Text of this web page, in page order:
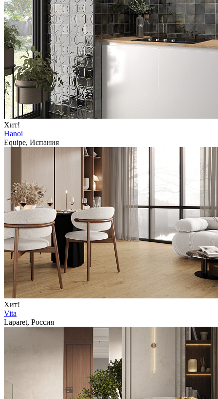
Хит!
Hanoi
Equipe, Испания
Хит!
Vita
Laparet, Россия